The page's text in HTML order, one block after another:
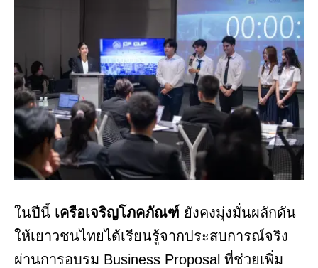
ในปีนี้ เครือเจริญโภคภัณฑ์ ยังคงมุ่งมั่นผลักดัน
ให้เยาวชนไทยได้เรียนรู้จากประสบการณ์จริง
ผ่านการอบรม Business Proposal ที่ช่วยเพิ่ม